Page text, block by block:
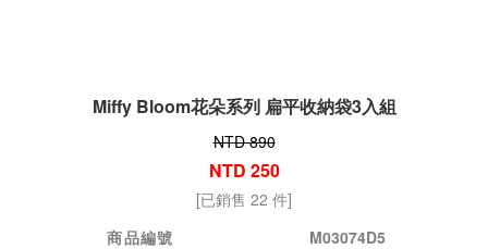
Miffy Bloom花朵系列 扁平收納袋3入組
NTD 890
NTD 250
[已銷售 22 件]
商品編號
M03074D5